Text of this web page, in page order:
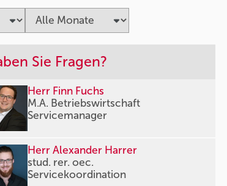
Sie Fragen?
Herr Finn Fuchs
M.A. Betriebswirtschaft
Servicemanager
Herr Alexander Harrer
stud. rer. oec.
Servicekoordination